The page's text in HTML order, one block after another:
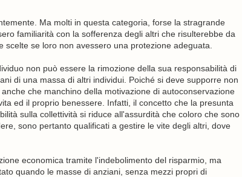
Ma molti in questa categoria, forse la stragrande
familiarità con la sofferenza degli altri che risulterebbe da
se loro non avessero una protezione adeguata.
non può essere la rimozione della sua responsabilità di
di una massa di altri individui. Poiché si deve supporre non
che manchino della motivazione di autoconservazione
ed il proprio benessere. Infatti, il concetto che la presunta
sulla collettività si riduce all'assurdità che coloro che sono
sono pertanto qualificati a gestire le vite degli altri, dove
economica tramite l'indebolimento del risparmio, ma
quando le masse di anziani, senza mezzi propri di